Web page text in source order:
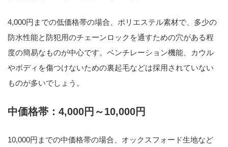
4,000円までの低価格帯の場合、ポリエステル素材で、多少の
防水性能と防犯用のチェーンロックを通すための穴がある程
度の簡易なものが中心です。ベンチレーション機能、カウル
やボディを傷つけないための裏起毛などは採用されていない
ものが多いでしょう。
中価格帯：4,000円～10,000円
10,000円までの中価格帯の場合、オックスフォード生地など